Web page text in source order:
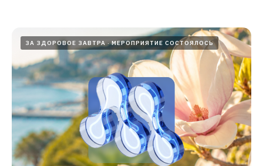
ЗА ЗДОРОВОЕ ЗАВТРА МЕРОПРИЯТИЕ СОСТОЯЛОСЬ